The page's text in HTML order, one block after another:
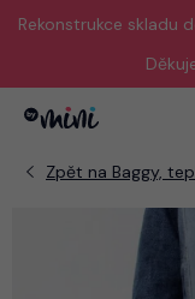
Rekonstrukce skladu